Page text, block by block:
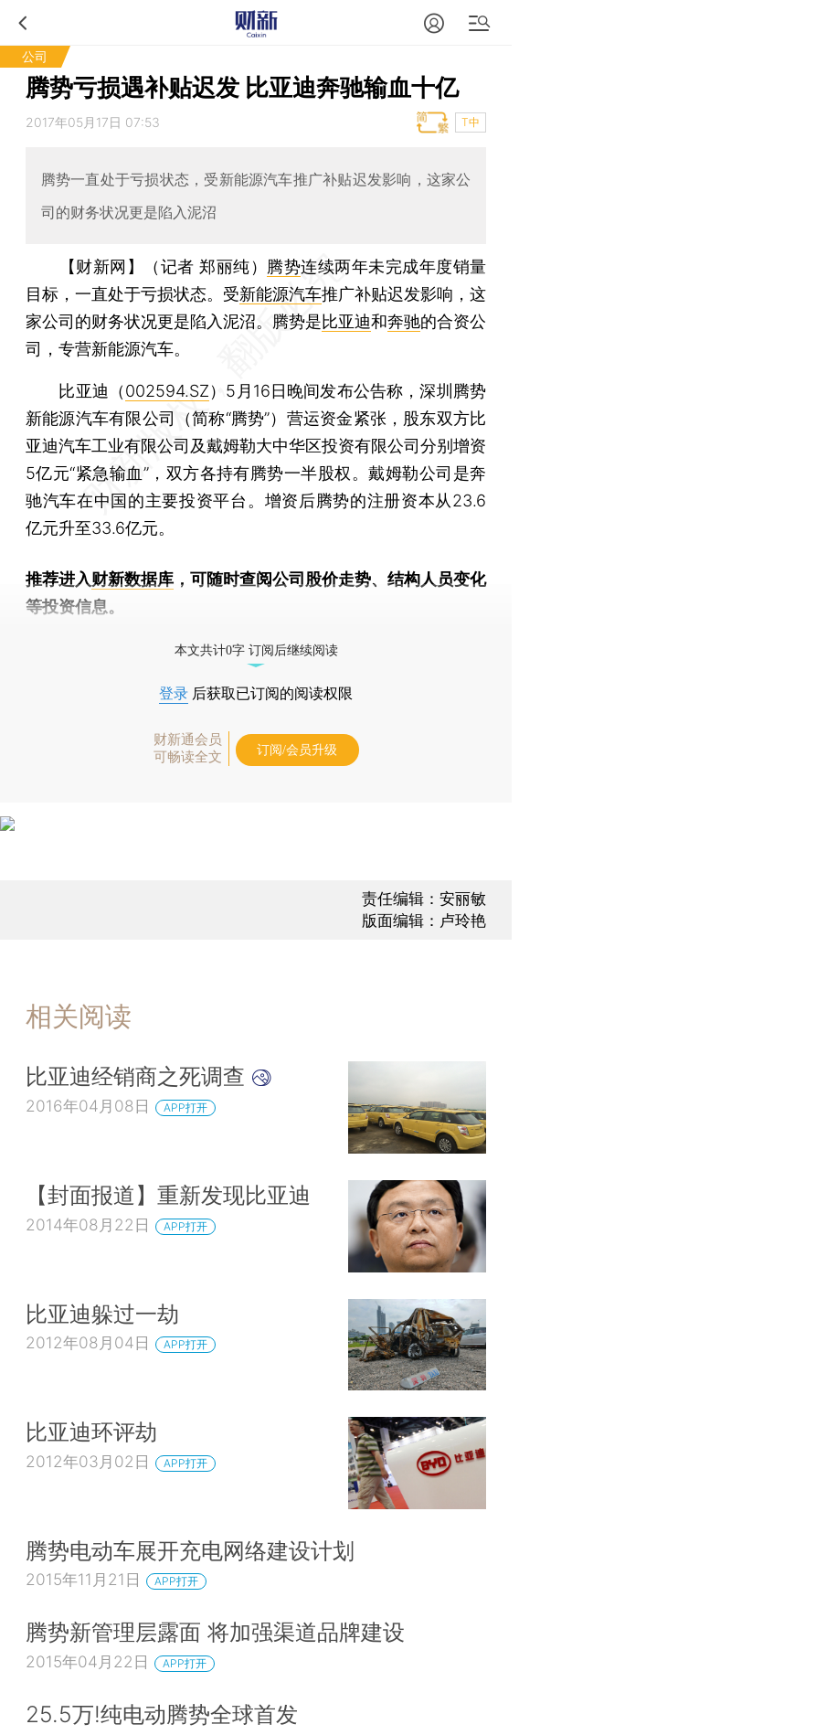
公司
腾势亏损遇补贴迟发 比亚迪奔驰输血十亿
2017年05月17日 07:53 T中
腾势一直处于亏损状态，受新能源汽车推广补贴迟发影响，这家公
司的财务状况更是陷入泥沼
【财新网】（记者 郑丽纯） 腾势连续两年未完成年度销量
目标，一直处于亏损状态。受新能源汽车推广补贴迟发影响，这
家公司的财务状况更是陷入泥沼。腾势是比亚迪和奔驰的合资公
司，专营新能源汽车。
比亚迪（002594.SZ）5月16日晚间发布公告称，深圳腾势
新能源汽车有限公司（简称“腾势”）营运资金紧张，股东双方比
亚迪汽车工业有限公司及戴姆勒大中华区投资有限公司分别增资
5亿元“紧急输血”，双方各持有腾势一半股权。戴姆勒公司是奔
驰汽车在中国的主要投资平台。增资后腾势的注册资本从23.6
亿元升至33.6亿元。
推荐进入财新数据库 ，可随时查阅公司股价走势、结构人员变化
等投资信息。
本文共计0字 订阅后继续阅读
登录 后获取已订阅的阅读权限
财新通会员
可畅读全文
订阅/会员升级
责任编辑：安丽敏
版面编辑：卢玲艳
相关阅读
比亚迪经销商之死调查
2016年04月08日 APP打开
【封面报道】重新发现比亚迪
2014年08月22日 APP打开
比亚迪躲过一劫
2012年08月04日 APP打开
比亚迪环评劫
2012年03月02日 APP打开
腾势电动车展开充电网络建设计划
2015年11月21日 APP打开
腾势新管理层露面 将加强渠道品牌建设
2015年04月22日 APP打开
25.5万!纯电动腾势全球首发